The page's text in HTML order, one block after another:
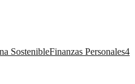
SostenibleFinanzas Personales4